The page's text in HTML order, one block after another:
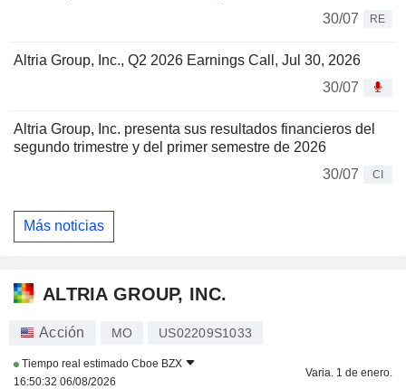
30/07
RE
Altria Group, Inc., Q2 2026 Earnings Call, Jul 30, 2026
30/07
Altria Group, Inc. presenta sus resultados financieros del
segundo trimestre y del primer semestre de 2026
30/07
CI
Más noticias
ALTRIA GROUP, INC.
Acción MO US02209S1033
Tiempo real estimado Cboe BZX
16:50:32 06/08/2026
Varia. 1 de enero.